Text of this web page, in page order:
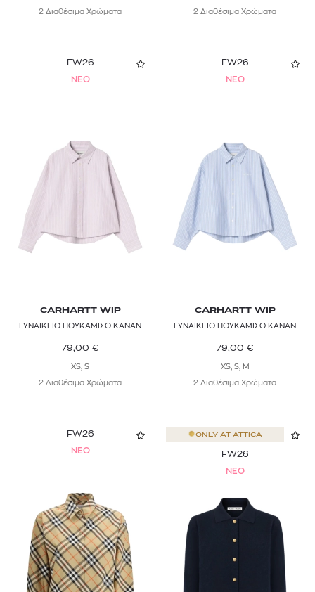
2 Διαθέσιμα Χρώματα 2 Διαθέσιμα Χρώματα
FW26
NEO
CARHARTT WIP
ΓΥΝΑΙΚΕΙΟ ΠΟΥΚΑΜΙΣΟ KANAN
79,00 €
XS, S
2 Διαθέσιμα Χρώματα
FW26
NEO
CARHARTT WIP
ΓΥΝΑΙΚΕΙΟ ΠΟΥΚΑΜΙΣΟ KANAN
79,00 €
XS, S, M
2 Διαθέσιμα Χρώματα
FW26
NEO
ONLY AT ATTICA
FW26
NEO